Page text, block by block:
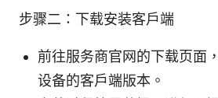
步骤二：下载安装客户端
前往服务商官网的下载页面
设备的客户端版本。